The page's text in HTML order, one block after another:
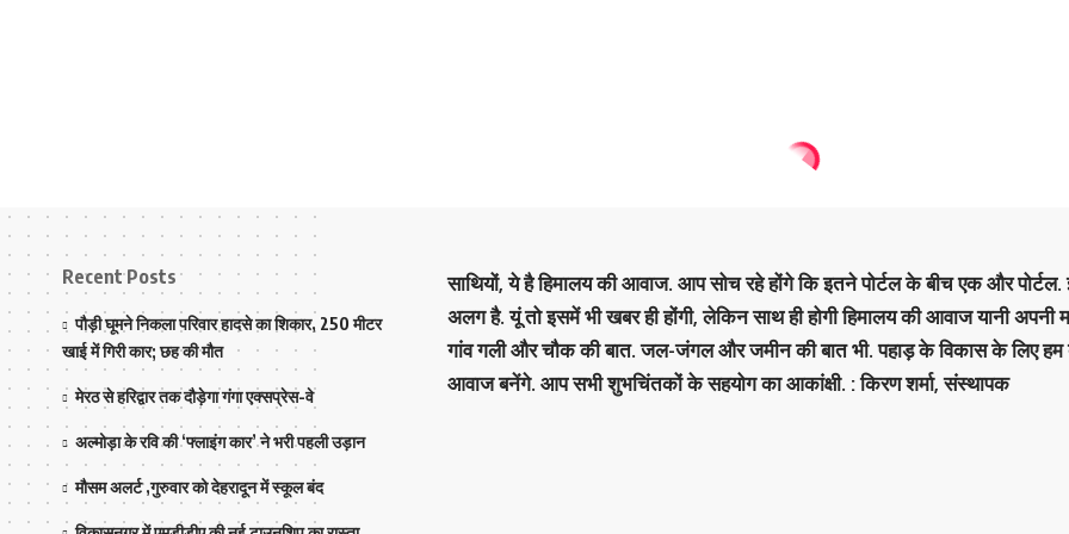
Recent Posts
पौड़ी घूमने निकला परिवार हादसे का शिकार, 250 मीटर
खाई में गिरी कार; छह की मौत
मेरठ से हरिद्वार तक दौड़ेगा गंगा एक्सप्रेस-वे
अल्मोड़ा के रवि की ‘फ्लाइंग कार’ ने भरी पहली उड़ान
मौसम अलर्ट ,गुरुवार को देहरादून में स्कूल बंद
साथियों, ये है हिमालय की आवाज. आप सोच रहे होंगे कि इतने पोर्टल के बीच एक और पोर्टल.
अलग है. यूं तो इसमें भी खबर ही होंगी, लेकिन साथ ही होगी हिमालय की आवाज यानी अपनी
गांव गली और चौक की बात. जल-जंगल और जमीन की बात भी. पहाड़ के विकास के लिए हम
आवाज बनेंगे. आप सभी शुभचिंतकों के सहयोग का आकांक्षी. : किरण शर्मा, संस्‍थापक